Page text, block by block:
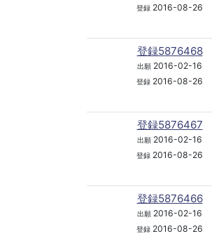
登録 2016-08-26
登録5876468
出願 2016-02-16
登録 2016-08-26
登録5876467
出願 2016-02-16
登録 2016-08-26
登録5876466
出願 2016-02-16
登録 2016-08-26